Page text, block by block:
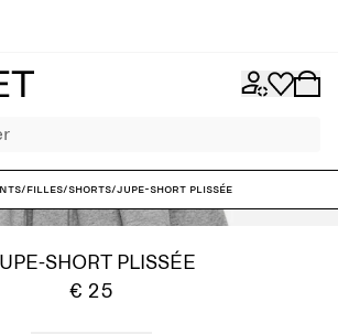
/Filles/Shorts/Jupe-short plissée
SHORT PLISSÉE
€ 25